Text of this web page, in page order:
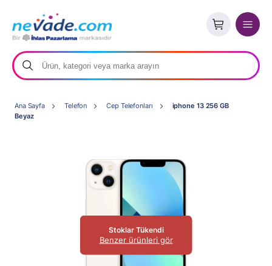
Ana Sayfa Telefon Cep Telefonları
iphone 13 256 GB
Beyaz
Stoklar Tükendi
Benzer ürünleri gör